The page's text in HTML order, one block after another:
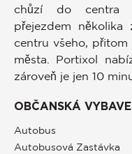
chůzí do centra
přejezdem několika
centru všeho,
města. Portixol
zároveň je jen 10
OBČANSKÁ
Autobus
Autobusová Zastávka